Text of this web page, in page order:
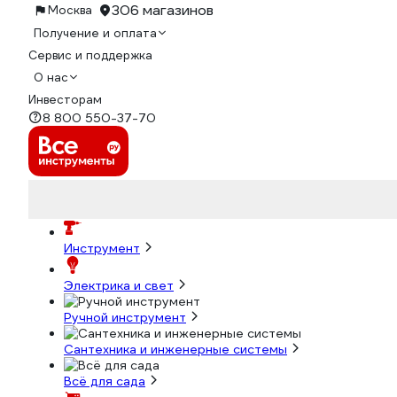
Москва 306 магазинов
Получение и оплата
Сервис и поддержка
О нас
Инвесторам
8 800 550-37-70
Инструмент
Электрика и свет
Ручной инструмент
Сантехника и инженерные системы
Всё для сада